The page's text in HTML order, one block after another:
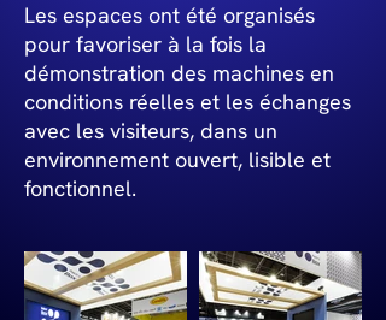
Les espaces ont été organisés
pour favoriser à la fois la
démonstration des machines en
conditions réelles et les échanges
avec les visiteurs, dans un
environnement ouvert, lisible et
fonctionnel.